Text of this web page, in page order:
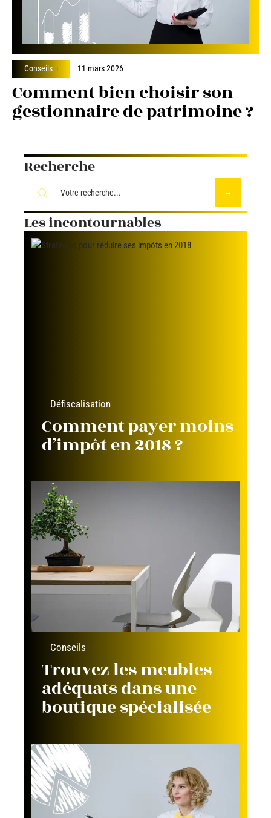
Conseils 11 mars 2026
Comment bien choisir son
gestionnaire de patrimoine ?
Recherche
Les incontournables
Défiscalisation
Comment payer moins
d’impôt en 2018 ?
Conseils
Trouvez les meubles
adéquats dans une
boutique spécialisée